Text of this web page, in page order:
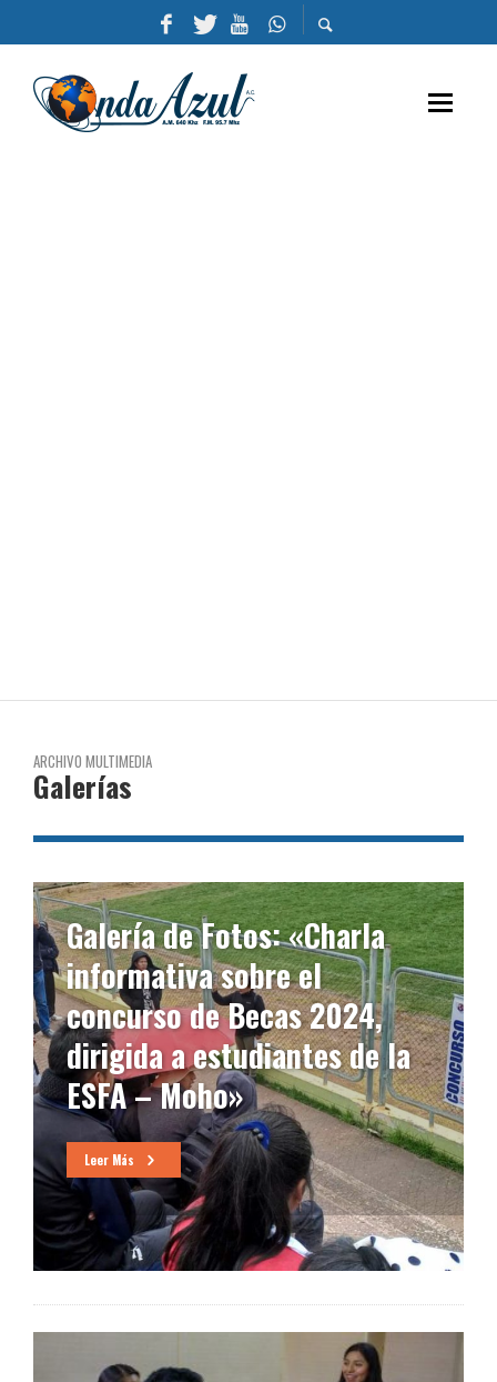
ARCHIVO MULTIMEDIA
Galerías
Galería de Fotos: Ciclo de
Conferencias “Monografías
de los pueblos del
departamento de Puno”
Leer Más